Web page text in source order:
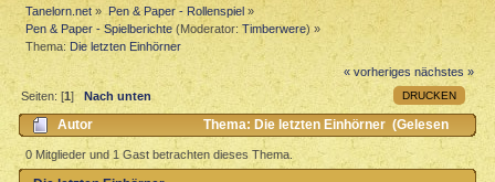
Tanelorn.net » Pen & Paper - Rollenspiel»
Pen & Paper - Spielberichte (Moderator:Timberwere) »
Thema:Die letzten Einhörner
« vorheriges nächstes »
DRUCKEN
Seiten: [1] Nach unten
Autor
Thema: Die letzten Einhörner (Gelesen
1130 mal)
0 Mitglieder und 1 Gast betrachten dieses Thema.